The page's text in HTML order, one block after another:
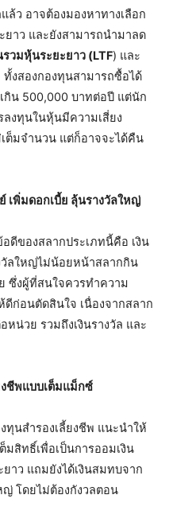
ล้ว อาจต้องมองหาทางเลือก
าว และยังสามารถนำมาลด
วมหุ้นระยะยาว (LTF) และ
ทั้งสองกองทุนสามารถซื้อได้
กิน 500,000 บาทต่อปี แต่นัก
งทุนในหุ้นมีความเสี่ยง
ต็มจำนวน แต่ก็อาจจะได้คืน
เพิ่มดอกเบี้ย ลุ้นรางวัลใหญ่
ดีของสลากประเภทนี้คือ เงิน
ลใหญ่ไม่น้อยหน้าสลากกิน
ซึ่งผู้ที่สนใจควรทำความ
ดีก่อนตัดสินใจ เนื่องจากสลาก
น่วย รวมถึงเงินรางวัล และ
งชีพแบบเต็มแม็กซ์
นสำรองเลี้ยงชีพ แนะนำให้
มสิทธิ์เพื่อเป็นการออมเงิน
ยาว แถมยังได้เงินสมทบจาก
ญ่ โดยไม่ต้องกังวลตอน